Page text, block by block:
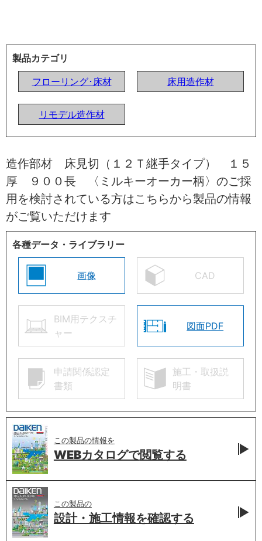
製品カテゴリ
フローリング･床材
床用造作材
リモデル造作材
造作部材 床見切（１２Ｔ継手タイプ） １５
厚 ９００長 〈ミルキーオーカー柄〉のご採
用を検討されている方はこちらから製品の情報
がご覧いただけます
各種データ・ライブラリー
画像 CAD
BIM用テクスチ
ャー
図面PDF
申請関係認定
書類
施工・取扱説
明書
この製品の情報を
WEBカタログで閲覧する
この製品の
設計・施工情報を確認する